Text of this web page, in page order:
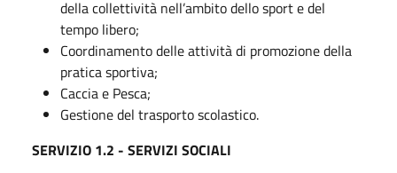
della collettività nell’ambito dello sport e del
tempo libero;
Coordinamento delle attività di promozione della
pratica sportiva;
Caccia e Pesca;
Gestione del trasporto scolastico.
SERVIZIO 1.2 - SERVIZI SOCIALI